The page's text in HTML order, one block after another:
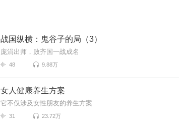
战国纵横：鬼谷子的局（3）
庞涓出师，败齐国一战成名
48 9.88万
女人健康养生方案
它不仅涉及女性朋友的养生方案
31 23.72万